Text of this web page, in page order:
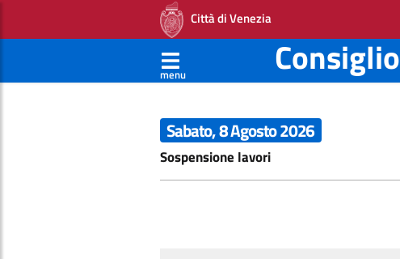
Città di Venezia
menu
Sabato, 8 Agosto 2026
Sospensione lavori